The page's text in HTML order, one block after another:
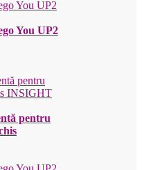
You UP2
pentru